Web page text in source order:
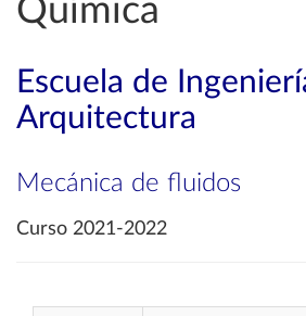
Química
Escuela de
Arquitectura
Mecánica de fluidos
Curso 2021-2022